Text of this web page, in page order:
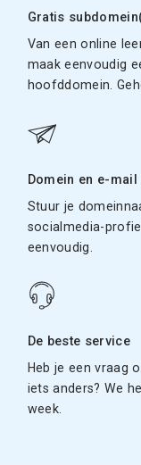
Gratis
Van een online
maak eenvoudig
hoofddomein.
Domein en e-
Stuur je
socialmedia-
eenvoudig.
De beste service
Heb je een vraag
iets anders? We
week.